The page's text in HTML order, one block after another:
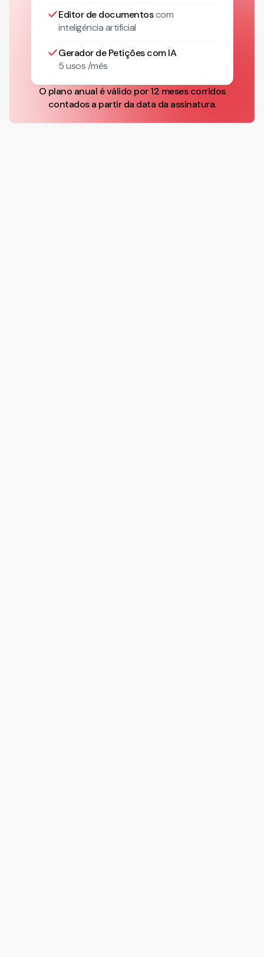
Editor de documentoscom
inteligência artificial
Gerador de Petições com IA
5 usos /mês
O plano anual é válido por 12 meses corridos
contados a partir da data da assinatura.